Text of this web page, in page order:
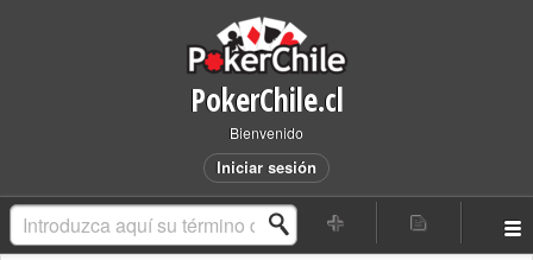
PokerChile.cl
Bienvenido
Iniciar sesión